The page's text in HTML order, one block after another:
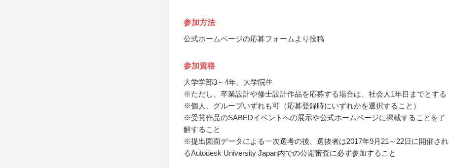
参加方法
公式ホームページの応募フォームより投稿
参加資格
大学学部3～4年、大学院生
※ただし、卒業設計や修士設計作品を応募する場合は、社会人1年目までとする
※個人、グループいずれも可（応募登録時にいずれかを選択すること）
※受賞作品のSABEDイベントへの展示や公式ホームページに掲載することを了
解すること
※提出図面データによる一次選考の後、選抜者は2017年9月21～22日に開催され
るAutodesk University Japan内での公開審査に必ず参加すること